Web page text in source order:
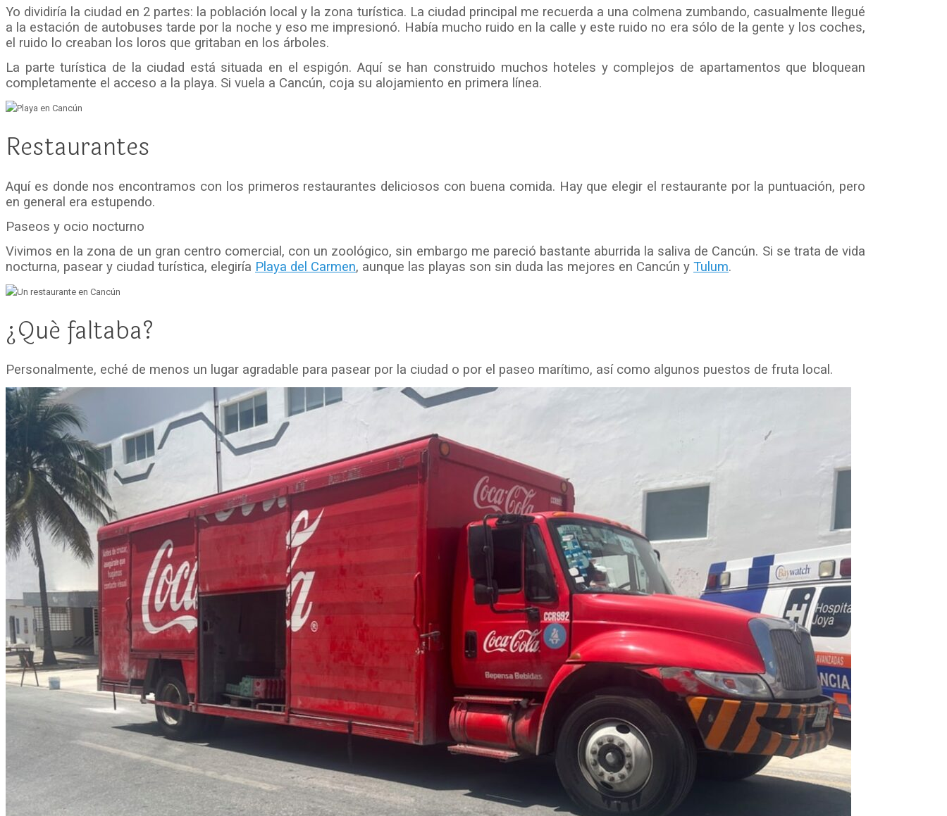
Yo dividiría la ciudad en 2 partes: la población local y la zona turística. La ciudad principal me recuerda a una colmena zumbando, casualmente llegué
a la estación de autobuses tarde por la noche y eso me impresionó. Había mucho ruido en la calle y este ruido no era sólo de la gente y los coches,
el ruido lo creaban los loros que gritaban en los árboles.
La parte turística de la ciudad está situada en el espigón. Aquí se han construido muchos hoteles y complejos de apartamentos que bloquean
completamente el acceso a la playa. Si vuela a Cancún, coja su alojamiento en primera línea.
Restaurantes
Aquí es donde nos encontramos con los primeros restaurantes deliciosos con buena comida. Hay que elegir el restaurante por la puntuación, pero
en general era estupendo.
Paseos y ocio nocturno
Vivimos en la zona de un gran centro comercial, con un zoológico, sin embargo me pareció bastante aburrida la saliva de Cancún. Si se trata de vida
nocturna, pasear y ciudad turística, elegiría Playa del Carmen, aunque las playas son sin duda las mejores en Cancún y Tulum.
¿Qué faltaba?
Personalmente, eché de menos un lugar agradable para pasear por la ciudad o por el paseo marítimo, así como algunos puestos de fruta local.